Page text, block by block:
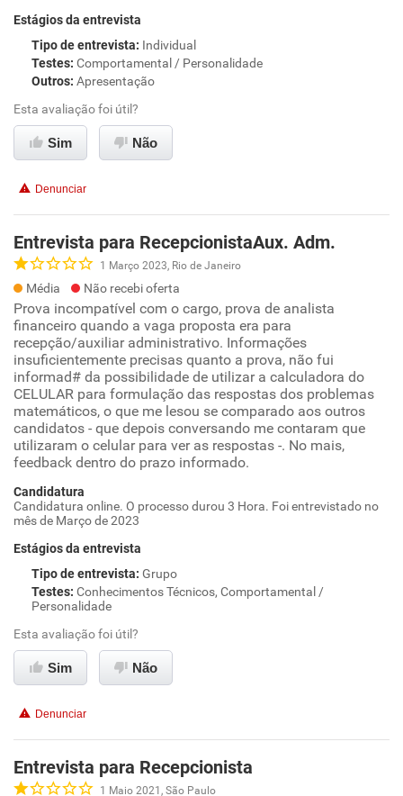
Estágios da entrevista
Tipo de entrevista: Individual
Testes: Comportamental / Personalidade
Outros: Apresentação
Esta avaliação foi útil?
Sim Não
Denunciar
Entrevista para RecepcionistaAux. Adm.
1 Março 2023, Rio de Janeiro
Média Não recebi oferta
Prova incompatível com o cargo, prova de analista
financeiro quando a vaga proposta era para
recepção/auxiliar administrativo. Informações
insuficientemente precisas quanto a prova, não fui
informad# da possibilidade de utilizar a calculadora do
CELULAR para formulação das respostas dos problemas
matemáticos, o que me lesou se comparado aos outros
candidatos - que depois conversando me contaram que
utilizaram o celular para ver as respostas -. No mais,
feedback dentro do prazo informado.
Candidatura
Candidatura online. O processo durou 3 Hora. Foi entrevistado no
mês de Março de 2023
Estágios da entrevista
Tipo de entrevista: Grupo
Testes: Conhecimentos Técnicos, Comportamental /
Personalidade
Esta avaliação foi útil?
Sim Não
Denunciar
Entrevista para Recepcionista
1 Maio 2021, São Paulo